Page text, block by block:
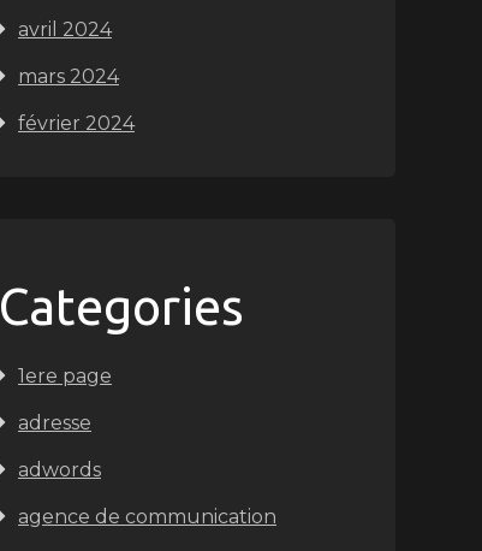
avril 2024
mars 2024
février 2024
Categories
1ere page
adresse
adwords
agence de communication